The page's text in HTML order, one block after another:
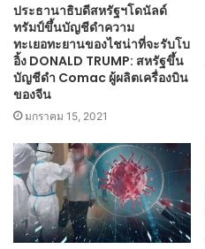
ประธานาธิบดีสหรัฐฯโดนัลด์
ทรัมป์ขึ้นบัญชีดำความ
ทะเยอทะยานของไชน่าที่จะรับโบ
อิ้ง DONALD TRUMP: สหรัฐขึ้น
บัญชีดำ Comac ผู้ผลิตเครื่องบิน
ของจีน
มกราคม 15, 2021